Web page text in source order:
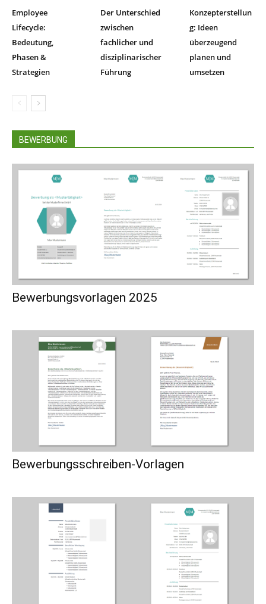
Employee
Lifecycle:
Bedeutung,
Phasen &
Strategien
Der Unterschied
zwischen
fachlicher und
disziplinarischer
Führung
Konzepterstellun
g: Ideen
überzeugend
planen und
umsetzen
BEWERBUNG
Bewerbungsvorlagen 2025
Bewerbungsschreiben-Vorlagen